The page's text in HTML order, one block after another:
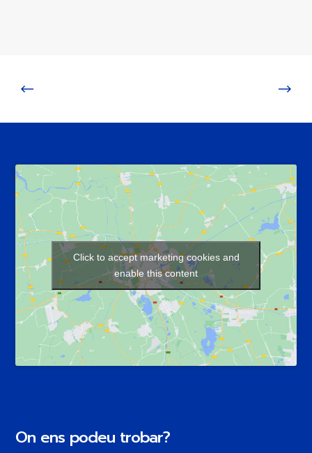
Click to accept marketing cookies and
enable this content
On ens podeu trobar?